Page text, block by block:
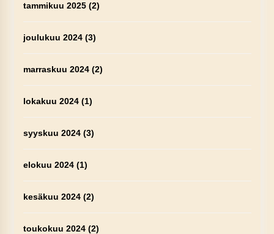
tammikuu 2025(2)
joulukuu 2024(3)
marraskuu 2024(2)
lokakuu 2024(1)
syyskuu 2024(3)
elokuu 2024(1)
kesäkuu 2024(2)
toukokuu 2024(2)